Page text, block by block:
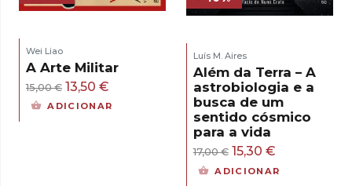
Wei Liao
A Arte Militar
15,00€ O
preço
13,50 €
preço
ADICIONAR
Luís M. Aires
Além da Terra – A
astrobiologia e a
busca de um
sentido cósmico
para a vida
17,00€ O
preço
15,30 €O
preço
ADICIONAR